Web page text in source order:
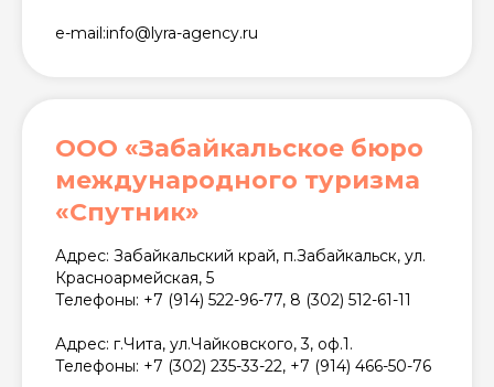
e-mail:info@lyra-agency.ru
ООО «Забайкальское бюро
международного туризма
«Спутник»
Адрес: Забайкальский край, п.Забайкальск, ул.
Красноармейская, 5
Телефоны: +7 (914) 522-96-77, 8 (302) 512-61-11
Адрес: г.Чита, ул.Чайковского, 3, оф.1.
Телефоны: +7 (302) 235-33-22, +7 (914) 466-50-76